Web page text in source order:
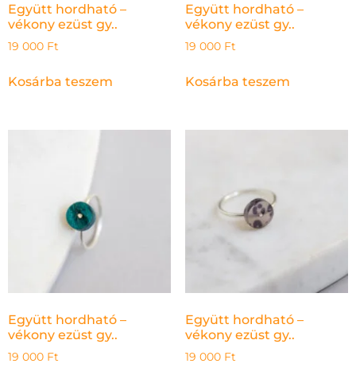
Együtt hordható –
vékony ezüst gy..
19 000 Ft
Kosárba teszem
Együtt hordható –
vékony ezüst gy..
19 000 Ft
Kosárba teszem
Együtt hordható –
vékony ezüst gy..
19 000 Ft
Együtt hordható –
vékony ezüst gy..
19 000 Ft